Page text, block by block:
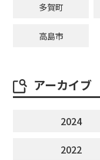
多賀町
高島市
アーカイブ
2024
2022